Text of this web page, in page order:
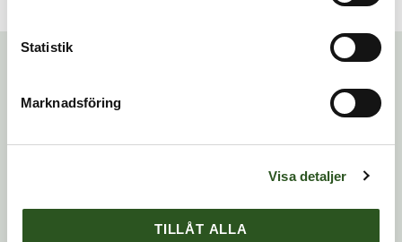
Statistik
Marknadsföring
Visa detaljer
TILLÅT ALLA
Relaterade produkter